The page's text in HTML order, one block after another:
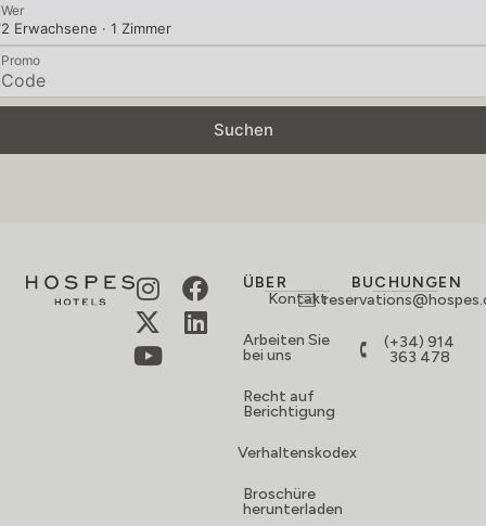
Wer
2 Erwachsene · 1 Zimmer
Promo
Suchen
ÜBER
Kontakt
Arbeiten Sie
bei uns
Recht auf
Berichtigung
Verhaltenskodex
Broschüre
herunterladen
BUCHUNGEN
(+34) 914
363 478